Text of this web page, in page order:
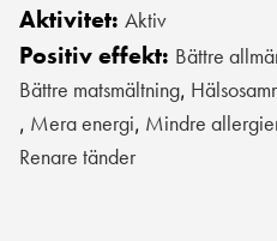
Aktivitet: Aktiv
Positiv effekt: Bättre
Bättre matsmältning,
, Mera energi, Mindre
Renare tänder